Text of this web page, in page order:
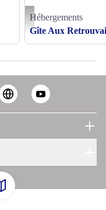
Aux Retrouvailles
Hébergements
Gîte Aux